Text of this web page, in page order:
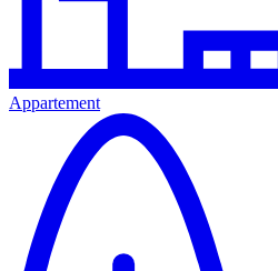
Appartement